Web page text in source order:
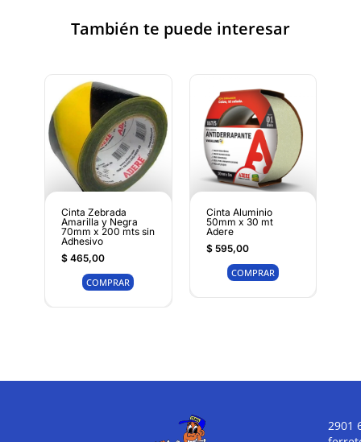
También te puede interesar
Cinta Zebrada
Amarilla y Negra
70mm x 200 mts sin
Adhesivo
$465,00
COMPRAR
Cinta Aluminio
50mm x 30 mt
Adere
$595,00
COMPRAR
2901